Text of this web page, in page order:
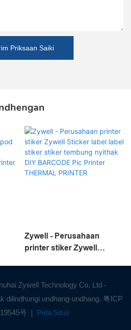
Priksaan Saiki
Zywell - Perusahaan
printer stiker Zywell
DIY BARCODE Pic Printer
THERMAL PRINTER
Zywell Technology Co, Ltd -
dilindhungi undhang-undhang. 粤ICP
号 | Peta Situs